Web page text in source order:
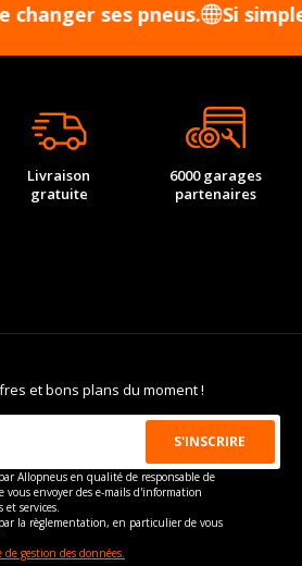
ses pneus. Si simple de
Livraison
gratuite
6000 garages
partenaires
et bons plans du moment !
Allopneus en qualité de responsable de
envoyer des e-mails d'information
services.
la règlementation, en particulier de vous
gestion des données.